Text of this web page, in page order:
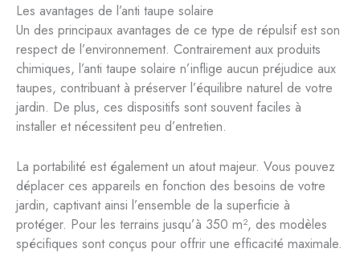
Les avantages de l’anti taupe solaire
Un des principaux avantages de ce type de répulsif est son
respect de l’environnement. Contrairement aux produits
chimiques, l’anti taupe solaire n’inflige aucun préjudice aux
taupes, contribuant à préserver l’équilibre naturel de votre
jardin. De plus, ces dispositifs sont souvent faciles à
installer et nécessitent peu d’entretien.
La portabilité est également un atout majeur. Vous pouvez
déplacer ces appareils en fonction des besoins de votre
jardin, captivant ainsi l’ensemble de la superficie à
protéger. Pour les terrains jusqu’à 350 m², des modèles
spécifiques sont conçus pour offrir une efficacité maximale.